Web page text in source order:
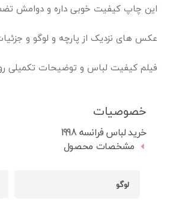
این چاپ کیفیت خوبی داره و دوامش
عکس های نزدیک از پارچه و لوگو و
فیلم کیفیت لباس و توضیحات تکمیلی رو
خصوصیات
خرید لباس فرانسه 1998
مشخصات محصول
لوگو